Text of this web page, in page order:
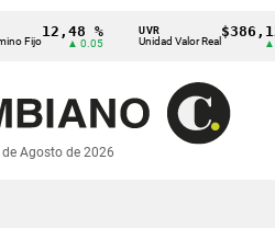
12,48 %
▲ 0.05
UVR
Unidad Valor Real
$386,1273
de Agosto de 2026